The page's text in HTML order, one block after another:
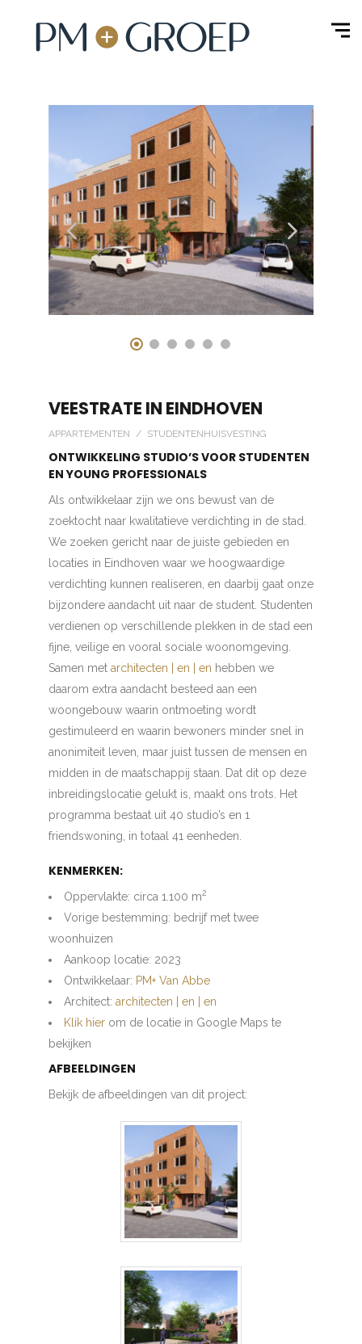
VEESTRATE IN EINDHOVEN
APPARTEMENTEN / STUDENTENHUISVESTING
ONTWIKKELING STUDIO’S VOOR STUDENTEN
EN YOUNG PROFESSIONALS
Als ontwikkelaar zijn we ons bewust van de
zoektocht naar kwalitatieve verdichting in de stad.
We zoeken gericht naar de juiste gebieden en
locaties in Eindhoven waar we hoogwaardige
verdichting kunnen realiseren, en daarbij gaat onze
bijzondere aandacht uit naar de student. Studenten
verdienen op verschillende plekken in de stad een
fijne, veilige en vooral sociale woonomgeving.
Samen met architecten | en | en hebben we
daarom extra aandacht besteed aan een
woongebouw waarin ontmoeting wordt
gestimuleerd en waarin bewoners minder snel in
anonimiteit leven, maar juist tussen de mensen en
midden in de maatschappij staan. Dat dit op deze
inbreidingslocatie gelukt is, maakt ons trots. Het
programma bestaat uit 40 studio’s en 1
friendswoning, in totaal 41 eenheden.
KENMERKEN:
Oppervlakte: circa 1.100 m2
Vorige bestemming: bedrijf met twee
woonhuizen
Aankoop locatie: 2023
Ontwikkelaar: PM+ Van Abbe
Architect: architecten | en | en
Klik hierom de locatie in Google Maps te
bekijken
AFBEELDINGEN
Bekijk de afbeeldingen van dit project: